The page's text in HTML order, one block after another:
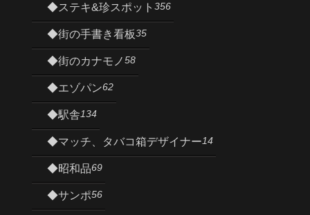
◆ステキ&珍スポット 356
◆街の手書き看板35
◆街のカナモノ58
◆エゾパン62
◆駅舎134
◆マッチ、タバコ箱デザイナー14
◆昭和品69
◆サンポ56